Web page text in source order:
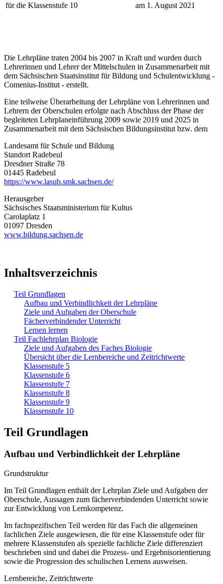
für die Klassenstufe 10
am 1. August 2021
Die Lehrpläne traten 2004 bis 2007 in Kraft und wurden durch
Lehrerinnen und Lehrer der Mittelschulen in Zusammenarbeit mit
dem Sächsischen Staatsinstitut für Bildung und Schulentwicklung -
Comenius-Institut - erstellt.
Eine teilweise Überarbeitung der Lehrpläne von Lehrerinnen und
Lehrern der Oberschulen erfolgte nach Abschluss der Phase der
begleiteten Lehrplaneinführung 2009 sowie 2019 und 2025 in
Zusammenarbeit mit dem Sächsischen Bildungsinstitut bzw. dem
Landesamt für Schule und Bildung
Standort Radebeul
Dresdner Straße 78
01445 Radebeul
https://www.lasub.smk.sachsen.de/
Herausgeber
Sächsisches Staatsministerium für Kultus
Carolaplatz 1
01097 Dresden
www.bildung.sachsen.de
Inhaltsverzeichnis
Teil Grundlagen
Aufbau und Verbindlichkeit der Lehrpläne
Ziele und Aufgaben der Oberschule
Fächerverbindender Unterricht
Lernen lernen
Teil Fachlehrplan Biologie
Ziele und Aufgaben des Faches Biologie
Übersicht über die Lernbereiche und Zeitrichtwerte
Klassenstufe 5
Klassenstufe 6
Klassenstufe 7
Klassenstufe 8
Klassenstufe 9
Klassenstufe 10
Teil Grundlagen
Aufbau und Verbindlichkeit der Lehrpläne
Grundstruktur
Im Teil Grundlagen enthält der Lehrplan Ziele und Aufgaben der
Oberschule, Aussagen zum fächerverbindenden Unterricht sowie
zur Entwicklung von Lernkompetenz.
Im fachspezifischen Teil werden für das Fach die allgemeinen
fachlichen Ziele ausgewiesen, die für eine Klassenstufe oder für
mehrere Klassenstufen als spezielle fachliche Ziele differenziert
beschrieben sind und dabei die Prozess- und Ergebnisorientierung
sowie die Progression des schulischen Lernens ausweisen.
Lernbereiche, Zeitrichtwerte